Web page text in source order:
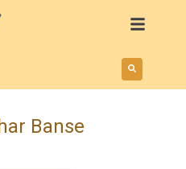
Banse